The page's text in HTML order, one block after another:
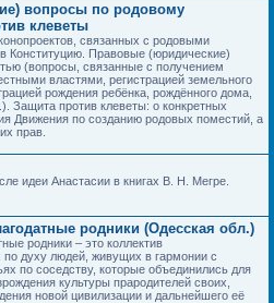
вопросы по родовому
клеветы
связанных с родовыми
Конституцию. Правовые (юридические)
(вопросы, связанные с получением
властями, регистрацией земельного
рождения ребёнка, рождённого дома,
Защита против клеветы: о конкретных
Движения по созданию родовых поместий, а
прав.
идеи Анастасии в книгах В. Н. Мегре.
родники (Одесская обл.)
родники – это коллектив
духу людей, живущих в гармонии с
по соседству, которые объединились для
культуры прародителей своих,
новой цивилизации и дальнейшего её